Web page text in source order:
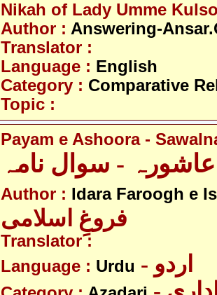
Nikah of Lady Umme
Author : Answering-
Translator :
Language : English
Category : Comparative
Topic :
Payam e Ashoora -
عاشورہ - سوال نامہ
Author : Idara Faroogh e
فروغِ اسلامی
Translator :
Language : Urdu - اردو